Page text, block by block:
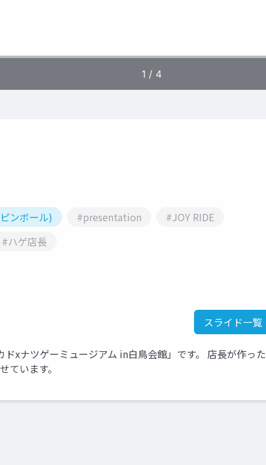
ンボール) #presentation
#JOY RIDE
#ハゲ店長
スライド一覧
xナツゲーミュージアム in白鳥会館」です。 店長が作った
ています。